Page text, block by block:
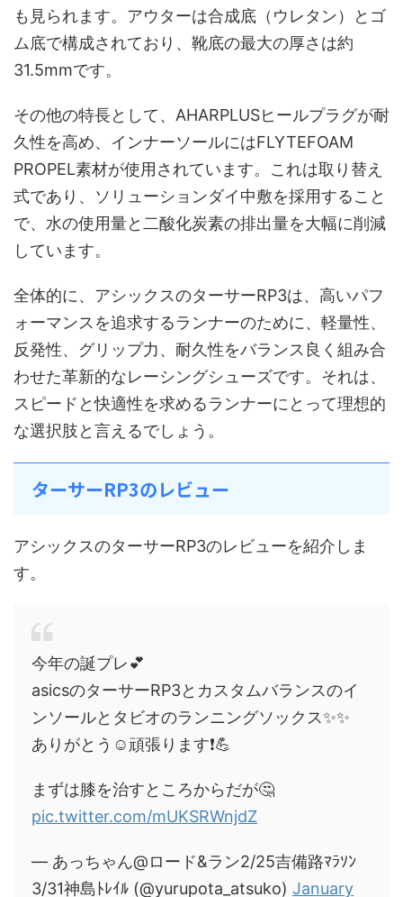
も見られます。アウターは合成底（ウレタン）とゴ
ム底で構成されており、靴底の最大の厚さは約
31.5mmです。
その他の特長として、AHARPLUSヒールプラグが耐
久性を高め、インナーソールにはFLYTEFOAM
PROPEL素材が使用されています。これは取り替え
式であり、ソリューションダイ中敷を採用すること
で、水の使用量と二酸化炭素の排出量を大幅に削減
しています。
全体的に、アシックスのターサーRP3は、高いパフ
ォーマンスを追求するランナーのために、軽量性、
反発性、グリップ力、耐久性をバランス良く組み合
わせた革新的なレーシングシューズです。それは、
スピードと快適性を求めるランナーにとって理想的
な選択肢と言えるでしょう。
ターサーRP3のレビュー
アシックスのターサーRP3のレビューを紹介しま
す。
今年の誕プレ💕
asicsのターサーRP3とカスタムバランスのイ
ンソールとタビオのランニングソックス✨✨
ありがとう☺️頑張ります❗️💪
まずは膝を治すところからだが🤔
pic.twitter.com/mUKSRWnjdZ
— あっちゃん@ロード&ラン2/25吉備路ﾏﾗｿﾝ
3/31神島ﾄﾚｲﾙ (@yurupota_atsuko) January